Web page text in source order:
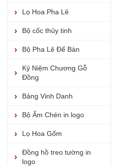
Lọ Hoa Pha Lê
Bộ cốc thủy tinh
Bộ Pha Lê Để Bàn
Kỷ Niệm Chương Gỗ
Đồng
Bảng Vinh Danh
Bộ Ấm Chén in logo
Lọ Hoa Gốm
Đồng hồ treo tường in
logo